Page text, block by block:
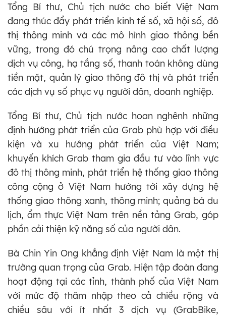
Tổng Bí thư, Chủ tịch nước cho biết Việt Nam
đang thúc đẩy phát triển kinh tế số, xã hội số, đô
thị thông minh và các mô hình giao thông bền
vững, trong đó chú trọng nâng cao chất lượng
dịch vụ công, hạ tầng số, thanh toán không dùng
tiền mặt, quản lý giao thông đô thị và phát triển
các dịch vụ số phục vụ người dân, doanh nghiệp.
Tổng Bí thư, Chủ tịch nước hoan nghênh những
định hướng phát triển của Grab phù hợp với điều
kiện và xu hướng phát triển của Việt Nam;
khuyến khích Grab tham gia đầu tư vào lĩnh vực
đô thị thông minh, phát triển hệ thống giao thông
công cộng ở Việt Nam hướng tới xây dựng hệ
thống giao thông xanh, thông minh; quảng bá du
lịch, ẩm thực Việt Nam trên nền tảng Grab, góp
phần cải thiện kỹ năng số của người dân.
Bà Chin Yin Ong khẳng định Việt Nam là một thị
trường quan trọng của Grab. Hiện tập đoàn đang
hoạt động tại các tỉnh, thành phố của Việt Nam
với mức độ thâm nhập theo cả chiều rộng và
chiều sâu với ít nhất 3 dịch vụ (GrabBike,